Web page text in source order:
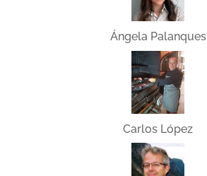
Ángela Palanques
Carlos López